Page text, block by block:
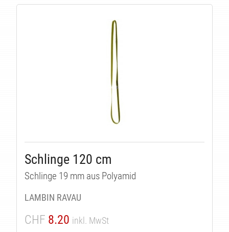
Schlinge 120 cm
Schlinge 19 mm aus Polyamid
LAMBIN RAVAU
CHF 8.20 inkl. MwSt